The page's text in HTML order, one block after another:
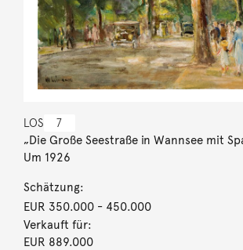
LOS 7
„Die Große Seestraße in Wannsee mit
Um 1926
Schätzung:
EUR 350.000- 450.000
Verkauft für:
EUR 889.000